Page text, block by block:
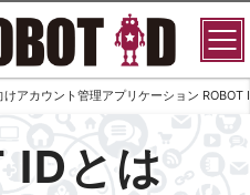
けアカウント管理アプリケーション ROBOT
IDとは